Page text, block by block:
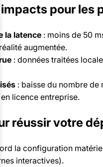
pour les
la latence : moins de 50
augmentée.
: données traitées
: baisse du nombre
licence entreprise.
réussir votre
la configuration
interactives).